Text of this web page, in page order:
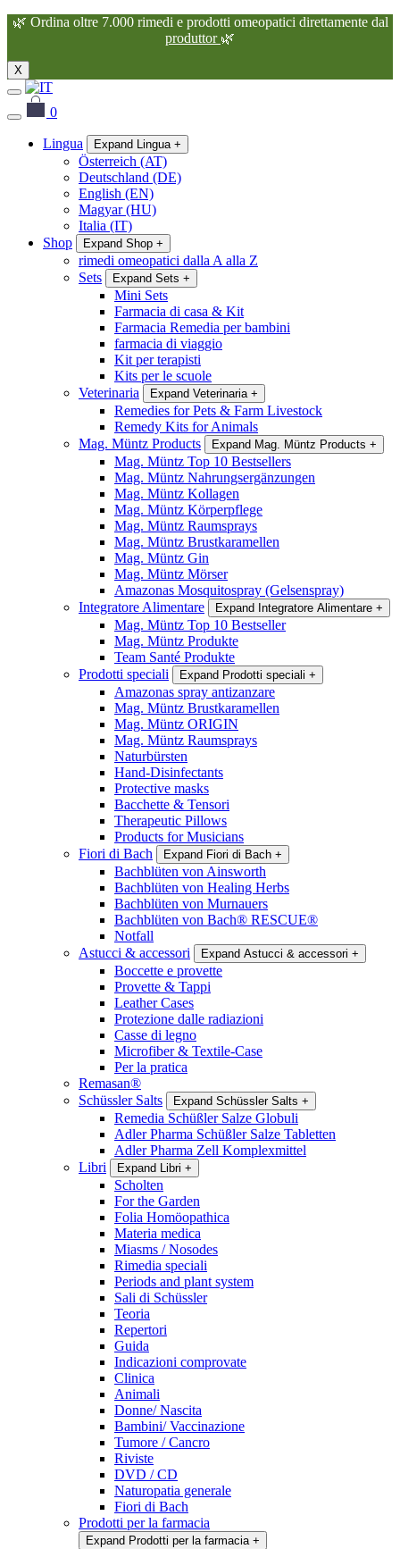
🌿 Ordina oltre 7.000 rimedi e prodotti omeopatici direttamente dal
produttor 🌿
X
0
Lingua Expand Lingua +
Österreich (AT)
Deutschland (DE)
English (EN)
Magyar (HU)
Italia (IT)
Shop
Expand Shop +
rimedi omeopatici dalla A alla Z
Sets
Expand Sets +
Mini Sets
Farmacia di casa & Kit
Farmacia Remedia per bambini
farmacia di viaggio
Kit per terapisti
Kits per le scuole
Veterinaria
Expand Veterinaria +
Remedies for Pets & Farm Livestock
Remedy Kits for Animals
Mag. Müntz Products
Expand Mag. Müntz Products +
Mag. Müntz Top 10 Bestsellers
Mag. Müntz Nahrungsergänzungen
Mag. Müntz Kollagen
Mag. Müntz Körperpflege
Mag. Müntz Raumsprays
Mag. Müntz Brustkaramellen
Mag. Müntz Gin
Mag. Müntz Mörser
Amazonas Mosquitospray (Gelsenspray)
Integratore Alimentare
Expand Integratore Alimentare +
Mag. Müntz Top 10 Bestseller
Mag. Müntz Produkte
Team Santé Produkte
Prodotti speciali
Expand Prodotti speciali +
Amazonas spray antizanzare
Mag. Müntz Brustkaramellen
Mag. Müntz ORIGIN
Mag. Müntz Raumsprays
Naturbürsten
Hand-Disinfectants
Protective masks
Bacchette & Tensori
Therapeutic Pillows
Products for Musicians
Fiori di Bach
Expand Fiori di Bach +
Bachblüten von Ainsworth
Bachblüten von Healing Herbs
Bachblüten von Murnauers
Bachblüten von Bach® RESCUE®
Notfall
Astucci & accessori
Expand Astucci & accessori +
Boccette e provette
Provette & Tappi
Leather Cases
Protezione dalle radiazioni
Casse di legno
Microfiber & Textile-Case
Per la pratica
Remasan®
Schüssler Salts
Expand Schüssler Salts +
Remedia Schüßler Salze Globuli
Adler Pharma Schüßler Salze Tabletten
Adler Pharma Zell Komplexmittel
Libri
Expand Libri +
Scholten
For the Garden
Folia Homöopathica
Materia medica
Miasms / Nosodes
Rimedia speciali
Periods and plant system
Sali di Schüssler
Teoria
Repertori
Guida
Indicazioni comprovate
Clinica
Animali
Donne/ Nascita
Bambini/ Vaccinazione
Tumore / Cancro
Riviste
DVD / CD
Naturopatia generale
Fiori di Bach
Prodotti per la farmacia
Expand Prodotti per la farmacia +